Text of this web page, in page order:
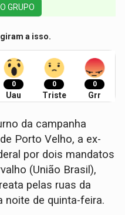
GRUPO
a isso.
0
Uau
0
Triste
0
Grr
da campanha
Porto Velho, a ex-
por dois mandatos
(União Brasil),
pelas ruas da
noite de quinta-feira.